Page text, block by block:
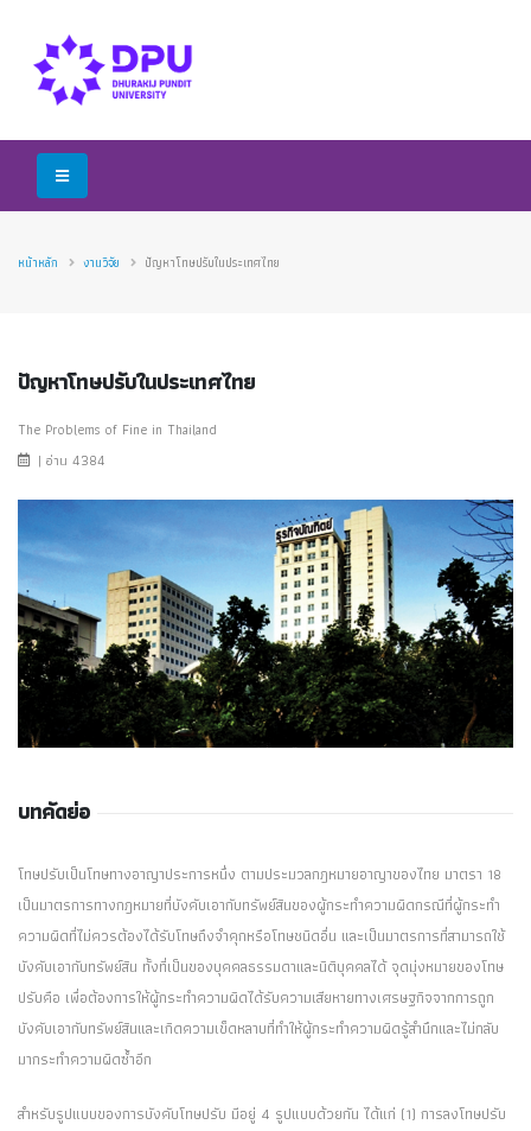
หน้าหลัก งานวิจัย ปัญหาโทษปรับในประเทศไทย
ปัญหาโทษปรับในประเทศไทย
The Problems of Fine in Thailand
| อ่าน 4384
บทคัดย่อ
โทษปรับเป็นโทษทางอาญาประการหนึ่ง ตามประมวลกฎหมายอาญาของไทย มาตรา 18
เป็นมาตรการทางกฎหมายที่บังคับเอากับทรัพย์สินของผู้กระทำความผิดกรณีที่ผู้กระทำ
ความผิดที่ไม่ควรต้องได้รับโทษถึงจำคุกหรือโทษชนิดอื่น และเป็นมาตรการที่สามารถใช้
บังคับเอากับทรัพย์สิน ทั้งที่เป็นของบุคคลธรรมดาและนิติบุคคลได้ จุดมุ่งหมายของโทษ
ปรับคือ เพื่อต้องการให้ผู้กระทำความผิดได้รับความเสียหายทางเศรษฐกิจจากการถูก
บังคับเอากับทรัพย์สินและเกิดความเข็ดหลาบที่ทำให้ผู้กระทำความผิดรู้สำนึกและไม่กลับ
มากระทำความผิดซ้ำอีก
สำหรับรูปแบบของการบังคับโทษปรับ มีอยู่ 4 รูปแบบด้วยกัน ได้แก่ (1) การลงโทษปรับ